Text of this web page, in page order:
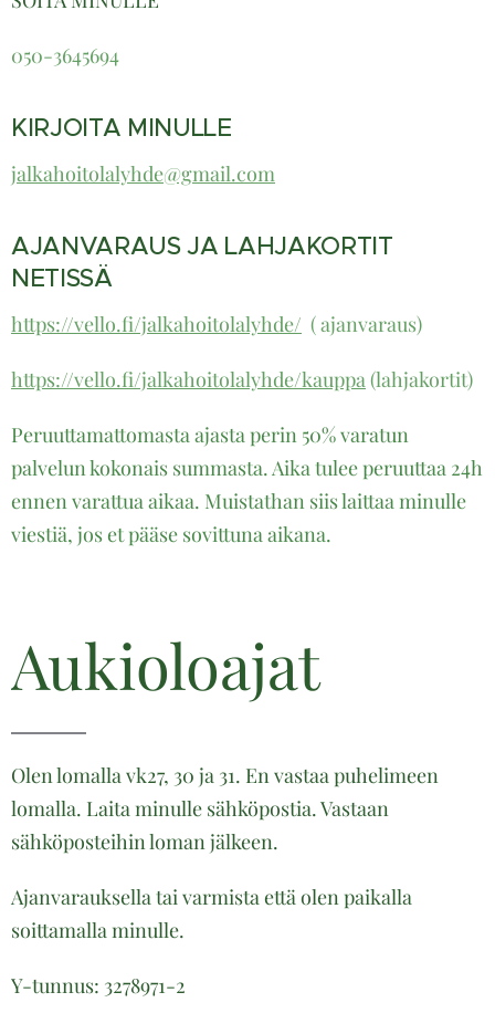
050-3645694
KIRJOITA MINULLE
jalkahoitolalyhde@gmail.com
AJANVARAUS JA LAHJAKORTIT
NETISSÄ
https://vello.fi/jalkahoitolalyhde/ ( ajanvaraus)
https://vello.fi/jalkahoitolalyhde/kauppa(lahjakortit)
Peruuttamattomasta ajasta perin 50% varatun
palvelun kokonais summasta. Aika tulee peruuttaa 24h
ennen varattua aikaa. Muistathan siis laittaa minulle
viestiä, jos et pääse sovittuna aikana.
Aukioloajat
Olen lomalla vk27, 30 ja 31. En vastaa puhelimeen
lomalla. Laita minulle sähköpostia. Vastaan
sähköposteihin loman jälkeen.
Ajanvarauksella tai varmista että olen paikalla
soittamalla minulle.
Y-tunnus: 3278971-2